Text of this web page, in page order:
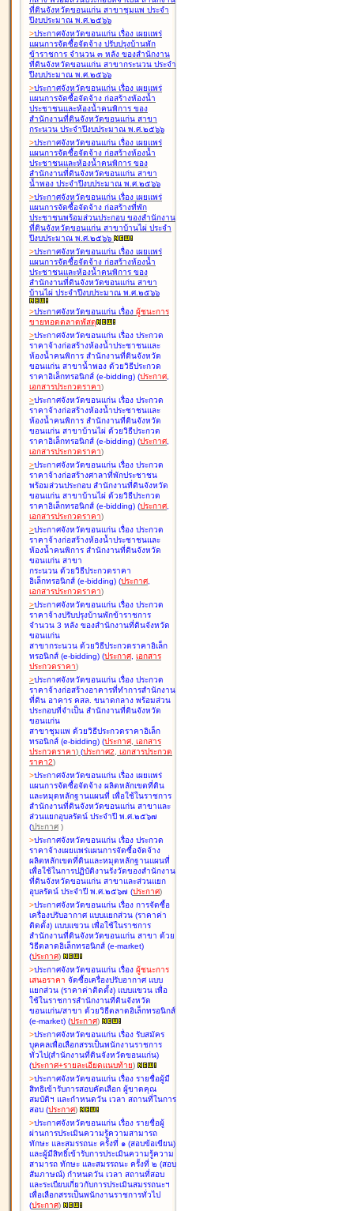
ที่ดินจังหวัดขอนแก่น สาขาชุมแพ ประจำ
ปีงบประมาณ พ.ศ.๒๕๖๖
>ประกาศจังหวัดขอนแก่น เรื่อง เผยแพร่
แผนการจัดซื้อจัดจ้าง ปรับปรุงบ้านพัก
ข้าราชการ จำนวน ๓ หลัง ของสำนักงาน
ที่ดินจังหวัดขอนแก่น สาขากระนวน ประจำ
ปีงบประมาณ พ.ศ.๒๕๖๖
>ประกาศจังหวัดขอนแก่น เรื่อง เผยแพร่
แผนการจัดซื้อจัดจ้าง ก่อสร้างห้องน้ำ
ประชาชนและห้องน้ำคนพิการ ของ
สำนักงานที่ดินจังหวัดขอนแก่น สาขา
กระนวน ประจำปีงบประมาณ พ.ศ.๒๕๖๖
>ประกาศจังหวัดขอนแก่น เรื่อง เผยแพร่
แผนการจัดซื้อจัดจ้าง ก่อสร้างห้องน้ำ
ประชาชนและห้องน้ำคนพิการ ของ
สำนักงานที่ดินจังหวัดขอนแก่น สาขา
น้ำพอง ประจำปีงบประมาณ พ.ศ.๒๕๖๖
>ประกาศจังหวัดขอนแก่น เรื่อง เผยแพร่
แผนการจัดซื้อจัดจ้าง ก่อสร้างที่พัก
ประชาชนพร้อมส่วนประกอบ ของสำนักงาน
ที่ดินจังหวัดขอนแก่น สาขาบ้านไผ่ ประจำ
ปีงบประมาณ พ.ศ.๒๕๖๖
>ประกาศจังหวัดขอนแก่น เรื่อง เผยแพร่
แผนการจัดซื้อจัดจ้าง ก่อสร้างห้องน้ำ
ประชาชนและห้องน้ำคนพิการ ของ
สำนักงานที่ดินจังหวัดขอนแก่น สาขา
บ้านไผ่ ประจำปีงบประมาณ พ.ศ.๒๕๖๖
>ประกาศจังหวัดขอนแก่น เรื่อง ผู้ชนะการ
ขายทอดตลาดพัสดุ
>ประกาศจังหวัดขอนแก่น เรื่อง ประกวด
ราคาจ้างก่อสร้างห้องน้ำประชาชนและ
ห้องน้ำคนพิการ สำนักงานที่ดินจังหวัด
ขอนแก่น สาขาน้ำพอง ด้วยวิธีประกวด
ราคาอิเล็กทรอนิกส์ (e-bidding) (ประกาศ,
เอกสารประกวดราคา)
>ประกาศจังหวัดขอนแก่น เรื่อง ประกวด
ราคาจ้างก่อสร้างห้องน้ำประชาชนและ
ห้องน้ำคนพิการ สำนักงานที่ดินจังหวัด
ขอนแก่น สาขาบ้านไผ่ ด้วยวิธีประกวด
ราคาอิเล็กทรอนิกส์ (e-bidding) (ประกาศ,
เอกสารประกวดราคา)
>ประกาศจังหวัดขอนแก่น เรื่อง ประกวด
ราคาจ้างก่อสร้างศาลาที่พักประชาชน
พร้อมส่วนประกอบ สำนักงานที่ดินจังหวัด
ขอนแก่น สาขาบ้านไผ่ ด้วยวิธีประกวด
ราคาอิเล็กทรอนิกส์ (e-bidding) (ประกาศ,
เอกสารประกวดราคา)
>ประกาศจังหวัดขอนแก่น เรื่อง ประกวด
ราคาจ้างก่อสร้างห้องน้ำประชาชนและ
ห้องน้ำคนพิการ สำนักงานที่ดินจังหวัด
ขอนแก่น สาขา
กระนวน ด้วยวิธีประกวดราคา
อิเล็กทรอนิกส์ (e-bidding) (ประกาศ,
เอกสารประกวดราคา)
>ประกาศจังหวัดขอนแก่น เรื่อง ประกวด
ราคาจ้างปรับปรุงบ้านพักข้าราชการ
จำนวน 3 หลัง ของสำนักงานที่ดินจังหวัด
ขอนแก่น
สาขากระนวน ด้วยวิธีประกวดราคาอิเล็ก
ทรอนิกส์ (e-bidding) (ประกาศ, เอกสาร
ประกวดราคา)
>ประกาศจังหวัดขอนแก่น เรื่อง ประกวด
ราคาจ้างก่อสร้างอาคารที่ทำการสำนักงาน
ที่ดิน อาคาร คสล. ขนาดกลาง พร้อมส่วน
ประกอบที่จำเป็น สำนักงานที่ดินจังหวัด
ขอนแก่น
สาขาชุมแพ ด้วยวิธีประกวดราคาอิเล็ก
ทรอนิกส์ (e-bidding) (ประกาศ, เอกสาร
ประกวดราคา) (ประกาศ2, เอกสารประกวด
ราคา2)
>ประกาศจังหวัดขอนแก่น เรื่อง เผยแพร่
แผนการจัดซื้อจัดจ้าง ผลิตหลักเขตที่ดิน
และหมุดหลักฐานแผนที่ เพื่อใช้ในราชการ
สำนักงานที่ดินจังหวัดขอนแก่น สาขาและ
ส่วนแยกอุบลรัตน์ ประจำปี พ.ศ.๒๕๖๗
(ประกาศ )
>ประกาศจังหวัดขอนแก่น เรื่อง ประกวด
ราคาจ้างเผยแพร่แผนการจัดซื้อจัดจ้าง
ผลิตหลักเขตที่ดินและหมุดหลักฐานแผนที่
เพื่อใช้ในการปฏิบัติงานรังวัดของสำนักงาน
ที่ดินจังหวัดขอนแก่น สาขาและส่วนแยก
อุบลรัตน์ ประจำปี พ.ศ.๒๕๖๗ (ประกาศ)
>ประกาศจังหวัดขอนแก่น เรื่อง การจัดซื้อ
เครื่องปรับอากาศ แบบแยกส่วน (ราคาค่า
ติดตั้ง) แบบแขวน เพื่อใช้ในราชการ
สำนักงานที่ดินจังหวัดขอนแก่น สาขา ด้วย
วิธีตลาดอิเล็กทรอนิกส์ (e-market)
(ประกาศ)
>ประกาศจังหวัดขอนแก่น เรื่อง ผู้ชนะการ
เสนอราคา จัดซื้อเครื่องปรับอากาศ แบบ
แยกส่วน (ราคาค่าติดตั้ง) แบบแขวน เพื่อ
ใช้ในราชการสำนักงานที่ดินจังหวัด
ขอนแก่น/สาขา ด้วยวิธีตลาดอิเล็กทรอนิกส์
(e-market) (ประกาศ)
>ประกาศจังหวัดขอนแก่น เรื่อง รับสมัคร
บุคคลเพื่อเลือกสรรเป็นพนักงานราชการ
ทั่วไป(สำนักงานที่ดินจังหวัดขอนแก่น)
(ประกาศ+รายละเอียดแนบท้าย)
>ประกาศจังหวัดขอนแก่น เรื่อง รายชื่อผู้มี
สิทธิเข้ารับการสอบคัดเลือก ผู้ขาดคุณ
สมบัติฯ และกำหนดวัน เวลา สถานที่ในการ
สอบ (ประกาศ)
>ประกาศจังหวัดขอนแก่น เรื่อง รายชื่อผู้
ผ่านการประเมินความรู้ความสามารถ
ทักษะ และสมรรถนะ ครั้งที่ ๑ (สอบข้อเขียน)
และผู้มีสิทธิ์เข้ารับการประเมินความรู้ความ
สามารถ ทักษะ และสมรรถนะ ครั้งที่ ๒ (สอบ
สัมภาษณ์) กำหนดวัน เวลา สถานที่สอบ
และระเบียบเกี่ยวกับการประเมินสมรรถนะฯ
เพื่อเลือกสรรเป็นพนักงานราชการทั่วไป
(ประกาศ)